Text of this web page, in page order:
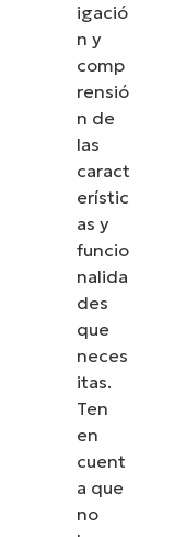
igació
n y
comp
rensió
n de
las
caract
erístic
as y
funcio
nalida
des
que
neces
itas.
Ten
en
cuent
a que
no